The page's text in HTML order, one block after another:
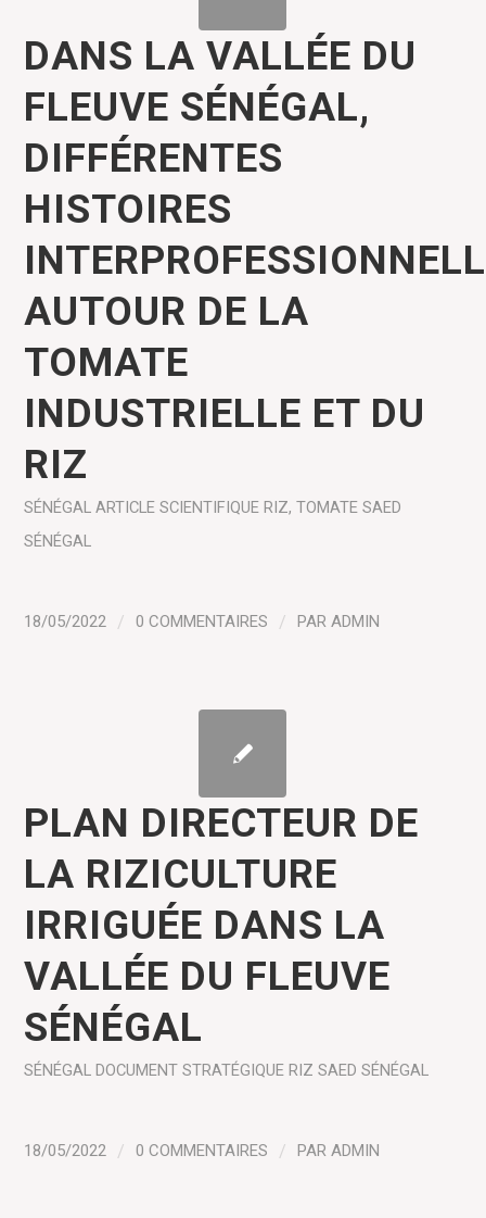
DANS LA VALLÉE DU
FLEUVE SÉNÉGAL,
DIFFÉRENTES
HISTOIRES
AUTOUR DE LA
TOMATE
INDUSTRIELLE ET DU
RIZ
SÉNÉGAL ARTICLE SCIENTIFIQUE RIZ,TOMATE SAED
SÉNÉGAL
18/05/2022 / 0 COMMENTAIRES / PARADMIN
PLAN DIRECTEUR DE
LA RIZICULTURE
IRRIGUÉE DANS LA
VALLÉE DU FLEUVE
SÉNÉGAL
SÉNÉGAL DOCUMENT STRATÉGIQUE RIZ SAED SÉNÉGAL
18/05/2022 / 0 COMMENTAIRES / PARADMIN